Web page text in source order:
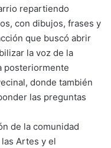
repartiendo
con dibujos, frases y
que buscó abrir
la voz de la
posteriormente
donde también
las preguntas
de la comunidad
Artes y el